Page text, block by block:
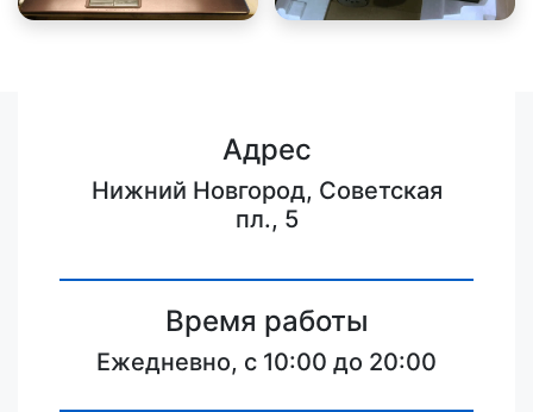
Адрес
Нижний Новгород, Советская
пл., 5
Время работы
Ежедневно, с 10:00 до 20:00